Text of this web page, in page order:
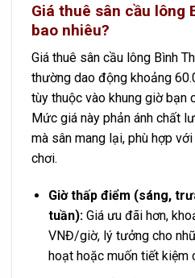
Giá thuê sân cầu lông
bao nhiêu?
Giá thuê sân cầu lông Bình
thường dao động khoảng
tùy thuộc vào khung giờ bạn
Mức giá này phản ánh chất
mà sân mang lại, phù hợp
chơi.
Giờ thấp điểm (sáng,
tuần):Giá ưu đãi hơn,
VNĐ/giờ, lý tưởng cho
hoạt hoặc muốn tiết kiệm